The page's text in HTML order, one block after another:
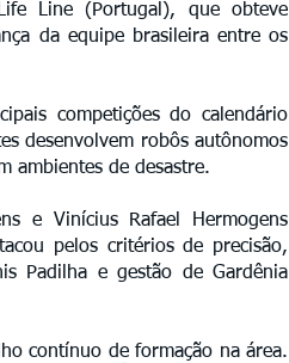
Line (Portugal), que obteve
da equipe brasileira entre os
competições do calendário
desenvolvem robôs autônomos
ambientes de desastre.
e Vinícius Rafael Hermogens
pelos critérios de precisão,
Padilha e gestão de Gardênia
contínuo de formação na área.